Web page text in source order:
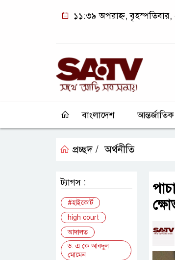
১১:৩৯ অপরাহ্ন,
বাংলাদেশ আন্তর্জাতিক
প্রচ্ছদ / অর্থনীতি
ট্যাগস :
#হাইকোর্ট
high court
আদালত
ড. এ কে আবদুল
মোমেন